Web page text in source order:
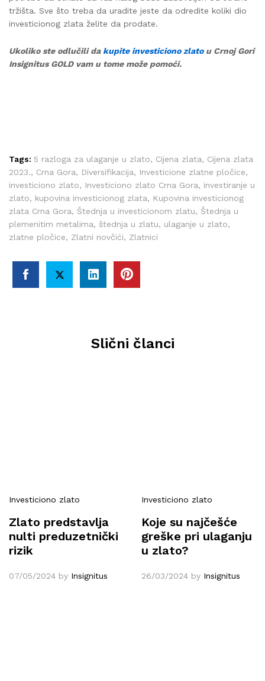
tržišta. Sve što treba da uradite jeste da odredite koliki dio
investicionog zlata želite da prodate.
Ukoliko ste odlučili da kupite investiciono zlato u Crnoj Gori
Insignitus GOLD vam u tome može pomoći.
Tags: 5 razloga za ulaganje u zlato, Cijena zlata, Cijena zlata
2023., Crna Gora, Diversifikacija, Investicione zlatne pločice,
investiciono zlato, Investiciono zlato Crna Gora, investiranje u
zlato, kupovina investicionog zlata, Kupovina investicionog
zlata Crna Gora, Štednja u investicionom zlatu, Štednja u
plemenitim metalima, štednja u zlatu, ulaganje u zlato,
zlatne pločice, Zlatni novčići, Zlatnici
Slični članci
Investiciono zlato
Zlato predstavlja
nulti preduzetnički
rizik
07/05/2024 by Insignitus
Investiciono zlato
Koje su najčešće
greške pri ulaganju
u zlato?
26/03/2024 by Insignitus